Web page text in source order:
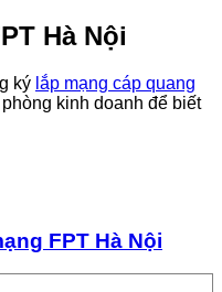
Hà Nội
ký lắp mạng cáp quang
kinh doanh để biết
FPT Hà Nội